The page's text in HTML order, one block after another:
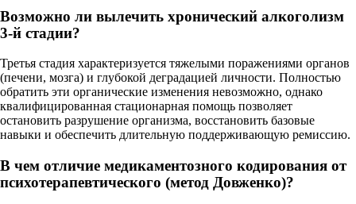
Возможно ли вылечить хронический алкоголизм
3-й стадии?
Третья стадия характеризуется тяжелыми поражениями органов
(печени, мозга) и глубокой деградацией личности. Полностью
обратить эти органические изменения невозможно, однако
квалифицированная стационарная помощь позволяет
остановить разрушение организма, восстановить базовые
навыки и обеспечить длительную поддерживающую ремиссию.
В чем отличие медикаментозного кодирования от
психотерапевтического (метод Довженко)?